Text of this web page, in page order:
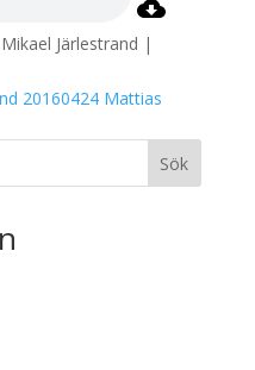
Järlestrand |
20160424 Mattias
Sök